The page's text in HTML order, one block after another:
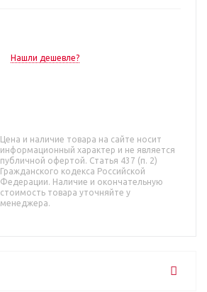
Нашли дешевле?
Цена и наличие товара на сайте носит
информационный характер и не является
публичной офертой. Статья 437 (п. 2)
Гражданского кодекса Российской
Федерации. Наличие и окончательную
стоимость товара уточняйте у
менеджера.